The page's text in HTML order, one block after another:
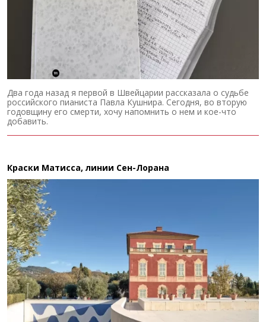
Два года назад я первой в Швейцарии рассказала о судьбе
российского пианиста Павла Кушнира. Сегодня, во вторую
годовщину его смерти, хочу напомнить о нем и кое-что
добавить.
Краски Матисса, линии Сен-Лорана